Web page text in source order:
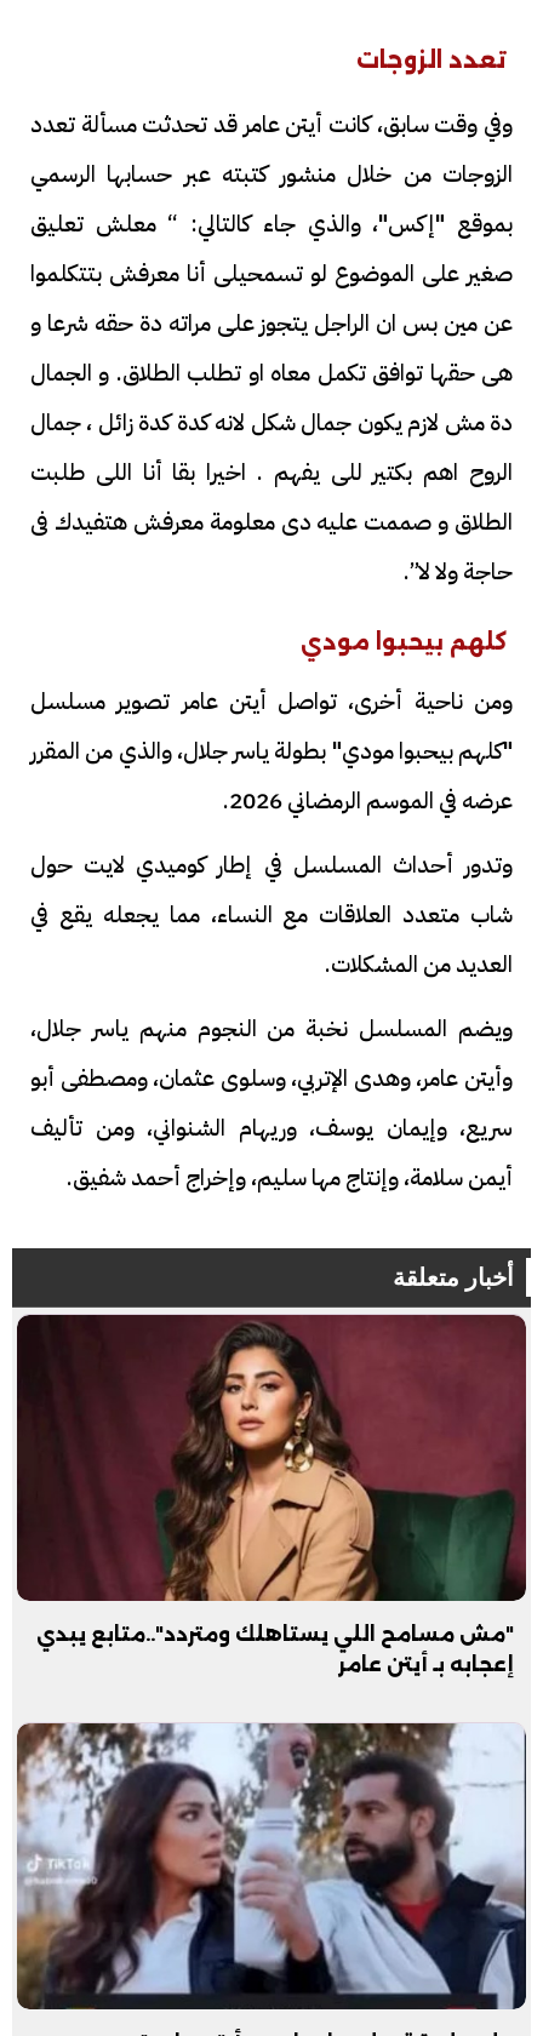
تعدد الزوجات
وفي وقت سابق، كانت أيتن عامر قد تحدثت مسألة تعدد
الزوجات من خلال منشور كتبته عبر حسابها الرسمي
بموقع "إكس"، والذي جاء كالتالي: “ معلش تعليق
صغير على الموضوع لو تسمحيلى أنا معرفش بتتكلموا
عن مين بس ان الراجل يتجوز على مراته دة حقه شرعا و
هى حقها توافق تكمل معاه او تطلب الطلاق. و الجمال
دة مش لازم يكون جمال شكل لانه كدة كدة زائل ، جمال
الروح اهم بكتير للى يفهم . اخيرا بقا أنا اللى طلبت
الطلاق و صممت عليه دى معلومة معرفش هتفيدك فى
حاجة ولا لا”.
كلهم بيحبوا مودي
ومن ناحية أخرى، تواصل أيتن عامر تصوير مسلسل
"كلهم بيحبوا مودي" بطولة ياسر جلال، والذي من المقرر
عرضه في الموسم الرمضاني 2026.
وتدور أحداث المسلسل في إطار كوميدي لايت حول
شاب متعدد العلاقات مع النساء، مما يجعله يقع في
العديد من المشكلات.
ويضم المسلسل نخبة من النجوم منهم ياسر جلال،
وأيتن عامر، وهدى الإتربي، وسلوى عثمان، ومصطفى أبو
سريع، وإيمان يوسف، وريهام الشنواني، ومن تأليف
أيمن سلامة، وإنتاج مها سليم، وإخراج أحمد شفيق.
أخبار متعلقة
"مش مسامح اللي يستاهلك ومتردد"..متابع يبدي
إعجابه بـ أيتن عامر